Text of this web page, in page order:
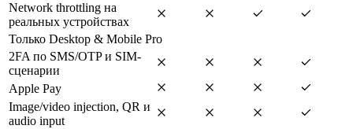
Network throttling на
реальных устройствах
Только Desktop & Mobile Pro
2FA по SMS/OTP и SIM-
сценарии
Apple Pay
Image/video injection, QR и
audio input